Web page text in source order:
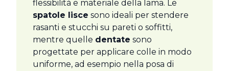
flessibilità e materiale della lama. Le
spatole lisce sono ideali per stendere
rasanti e stucchi su pareti o soffitti,
mentre quelle dentate sono
progettate per applicare colle in modo
uniforme, ad esempio nella posa di